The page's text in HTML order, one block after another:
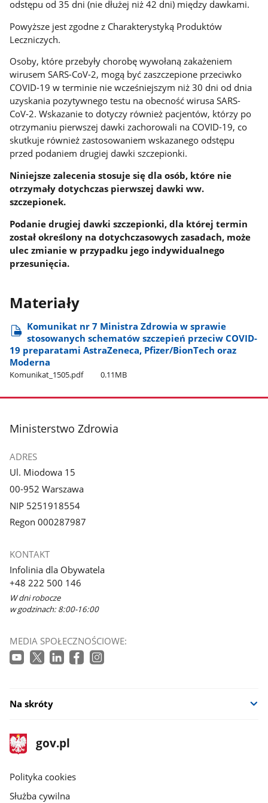
odstępu od 35 dni (nie dłużej niż 42 dni) między dawkami.
Powyższe jest zgodne z Charakterystyką Produktów
Leczniczych.
Osoby, które przebyły chorobę wywołaną zakażeniem
wirusem SARS-CoV-2, mogą być zaszczepione przeciwko
COVID-19 w terminie nie wcześniejszym niż 30 dni od dnia
uzyskania pozytywnego testu na obecność wirusa SARS-
CoV-2. Wskazanie to dotyczy również pacjentów, którzy po
otrzymaniu pierwszej dawki zachorowali na COVID-19, co
skutkuje również zastosowaniem wskazanego odstępu
przed podaniem drugiej dawki szczepionki.
Niniejsze zalecenia stosuje się dla osób, które nie
otrzymały dotychczas pierwszej dawki ww.
szczepionek.
Podanie drugiej dawki szczepionki, dla której termin
został określony na dotychczasowych zasadach, może
ulec zmianie w przypadku jego indywidualnego
przesunięcia.
Materiały
Komunikat nr 7 Ministra Zdrowia w sprawie
stosowanych schematów szczepień przeciw COVID-
19 preparatami AstraZeneca, Pfizer/BionTech oraz
Moderna
Komunikat​_1505.pdf 0.11MB
stopka
Ministerstwo Zdrowia
ADRES
Ul. Miodowa 15
00-952 Warszawa
NIP 5251918554
Regon 000287987
KONTAKT
Infolinia dla Obywatela
+48 222 500 146
W dni robocze
w godzinach: 8:00-16:00
MEDIA SPOŁECZNOŚCIOWE:
Na skróty
stopka
gov.pl
Strona
gov.pl
gov.pl
Polityka cookies
Służba cywilna